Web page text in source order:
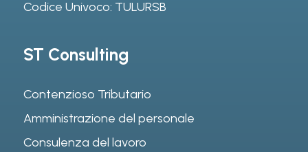
Codice Univoco: TULURSB
ST Consulting
Contenzioso Tributario
Amministrazione del personale
Consulenza del lavoro